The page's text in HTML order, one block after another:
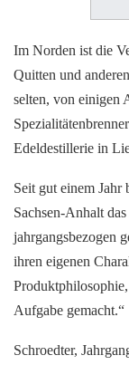
Im Norden ist die
Quitten und
selten, von einigen
Edeldestillerie in
Seit gut einem Jahr
Sachsen-Anhalt
jahrgangsbezogen
ihren eigenen
Aufgabe gemacht.“
Schroedter,